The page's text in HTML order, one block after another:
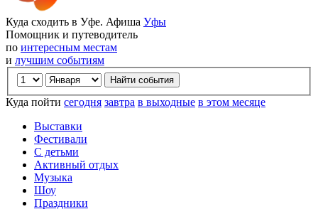
Куда сходить в Уфе. Афиша Уфы
Помощник и путеводитель
по интересным местам
и лучшим событиям
Куда пойти сегодня завтра в выходные в этом месяце
Выставки
Фестивали
С детьми
Активный отдых
Музыка
Шоу
Праздники